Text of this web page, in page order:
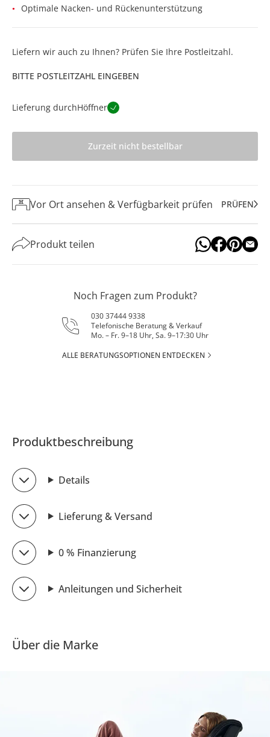
Optimale Nacken- und Rückenunterstützung
Liefern wir auch zu Ihnen? Prüfen Sie Ihre Postleitzahl.
BITTE POSTLEITZAHL EINGEBEN
Lieferung durchHöffner
Zurzeit nicht bestellbar
Vor Ort ansehen & Verfügbarkeit prüfen PRÜFEN
Produkt teilen
Noch Fragen zum Produkt?
030 37444 9338
Telefonische Beratung & Verkauf
Mo. – Fr. 9–18 Uhr, Sa. 9–17:30 Uhr
ALLE BERATUNGSOPTIONEN ENTDECKEN
Produktbeschreibung
Details
Lieferung & Versand
0 % Finanzierung
Anleitungen und Sicherheit
Über die Marke